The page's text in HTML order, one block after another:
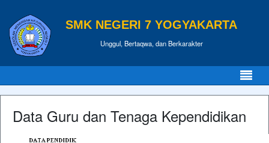
SMK NEGERI 7 YOGYAKARTA
Unggul, Bertaqwa, dan Berkarakter
Data Guru dan Tenaga Kependidikan